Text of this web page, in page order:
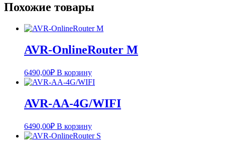
Похожие товары
AVR-OnlineRouter M
6490,00₽ В корзину
AVR-AA-4G/WIFI
6490,00₽ В корзину